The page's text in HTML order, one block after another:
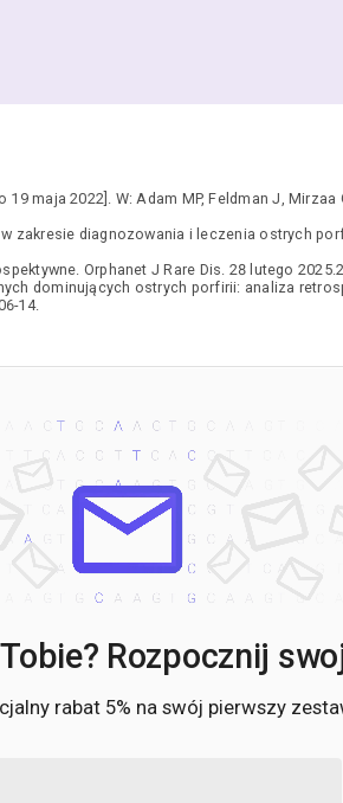
maja 2022]. W: Adam MP, Feldman J,
zakresie diagnozowania i leczenia ostrych
Orphanet J Rare Dis. 28 lutego
dominujących ostrych porfirii: analiza
14.
Rozpocznij
rabat 5% na swój pierwszy